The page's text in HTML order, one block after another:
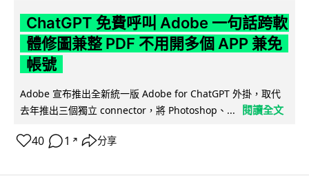
ChatGPT 免費呼叫 Adobe 一句話跨軟
體修圖兼整 PDF 不用開多個 APP 兼免
帳號
Adobe 宣布推出全新統一版 Adobe for ChatGPT 外掛，取代
去年推出三個獨立 connector，將 Photoshop、...
閱讀全文
40 1 ↗ 分享